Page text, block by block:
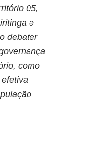
05,
e
debater
como